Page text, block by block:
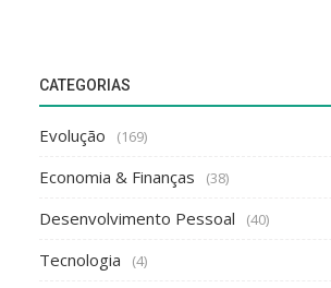
CATEGORIAS
Evolução (169)
Economia & Finanças (38)
Desenvolvimento Pessoal (40)
Tecnologia (4)